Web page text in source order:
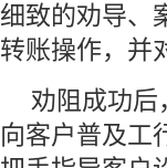
细致的劝导、
转账操作，并
劝阻成功后
向客户普及工